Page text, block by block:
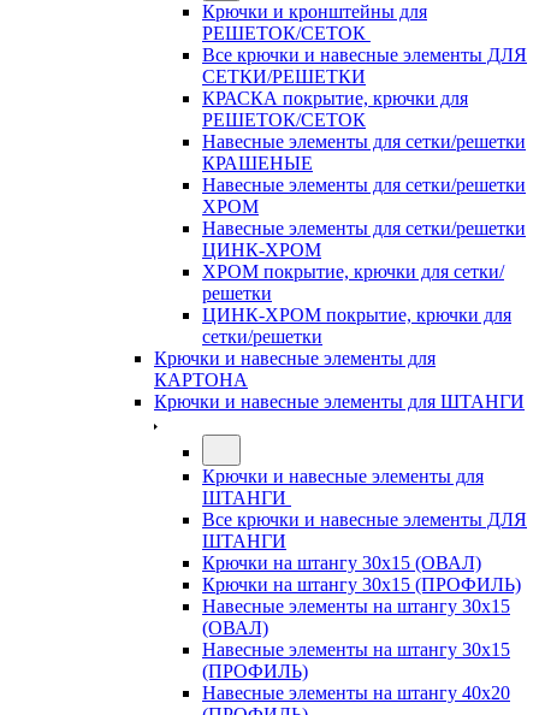
Крючки и кронштейны для
РЕШЕТОК/СЕТОК
Все крючки и навесные элементы ДЛЯ
СЕТКИ/РЕШЕТКИ
КРАСКА покрытие, крючки для
РЕШЕТОК/СЕТОК
Навесные элементы для сетки/решетки
КРАШЕНЫЕ
Навесные элементы для сетки/решетки
ХРОМ
Навесные элементы для сетки/решетки
ЦИНК-ХРОМ
ХРОМ покрытие, крючки для сетки/
решетки
ЦИНК-ХРОМ покрытие, крючки для
сетки/решетки
Крючки и навесные элементы для
КАРТОНА
Крючки и навесные элементы для ШТАНГИ
Крючки и навесные элементы для
ШТАНГИ
Все крючки и навесные элементы ДЛЯ
ШТАНГИ
Крючки на штангу 30х15 (ОВАЛ)
Крючки на штангу 30х15 (ПРОФИЛЬ)
Навесные элементы на штангу 30х15
(ОВАЛ)
Навесные элементы на штангу 30х15
(ПРОФИЛЬ)
Навесные элементы на штангу 40х20